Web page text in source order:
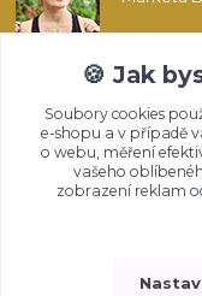
🍪 Jak
Soubory cookies
e-shopu a v případě
o webu, měření
vašeho
zobrazení reklam